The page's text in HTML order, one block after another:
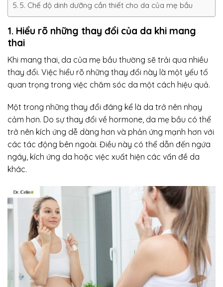
5. Chế độ dinh dưỡng cần thiết cho da của mẹ bầu
1. Hiểu rõ những thay đổi của da khi mang
thai
Khi mang thai, da của mẹ bầu thường sẽ trải qua nhiều
thay đổi. Việc hiểu rõ những thay đổi này là một yếu tố
quan trọng trong việc chăm sóc da một cách hiệu quả.
Một trong những thay đổi đáng kể là da trở nên nhạy
cảm hơn. Do sự thay đổi về hormone, da mẹ bầu có thể
trở nên kích ứng dễ dàng hơn và phản ứng mạnh hơn với
các tác động bên ngoài. Điều này có thể dẫn đến ngứa
ngáy, kích ứng da hoặc việc xuất hiện các vấn đề da
khác.